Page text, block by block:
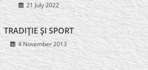
21 July 2022
TRADIŢIE ŞI SPORT
4 November 2013